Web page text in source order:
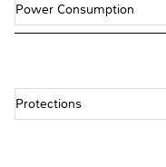
Power Consumption
Protections